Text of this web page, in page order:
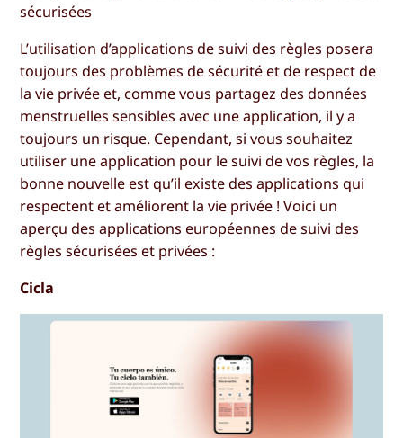
sécurisées
L’utilisation d’applications de suivi des règles posera
toujours des problèmes de sécurité et de respect de
la vie privée et, comme vous partagez des données
menstruelles sensibles avec une application, il y a
toujours un risque. Cependant, si vous souhaitez
utiliser une application pour le suivi de vos règles, la
bonne nouvelle est qu’il existe des applications qui
respectent et améliorent la vie privée ! Voici un
aperçu des applications européennes de suivi des
règles sécurisées et privées :
Cicla